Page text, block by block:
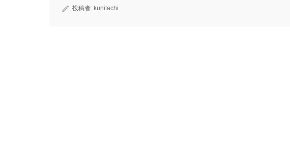
投稿者: kunitachi